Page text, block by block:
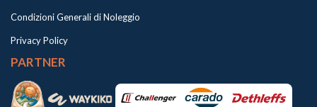
Condizioni Generali di Noleggio
Privacy Policy
PARTNER